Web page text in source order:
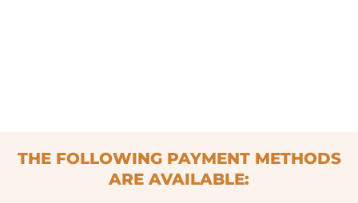
THE FOLLOWING PAYMENT METHODS
ARE AVAILABLE: